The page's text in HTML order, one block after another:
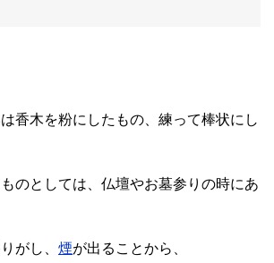
香木を粉にしたもの、練って棒状にし
のとしては、仏壇やお墓参りの時にあ
がし、 煙が出ることから、